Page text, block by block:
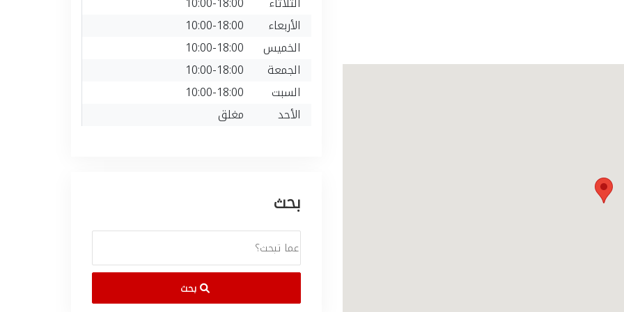
الأربعاء
10:00-18:00
الخميس
10:00-18:00
الجمعة
10:00-18:00
السبت
10:00-18:00
الأحد
مغلق
بحث
بحث